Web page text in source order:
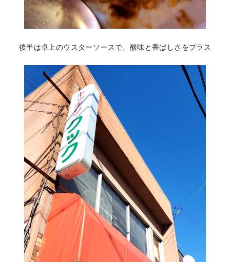
後半は卓上のウスターソースで、酸味と香ばしさをプラス